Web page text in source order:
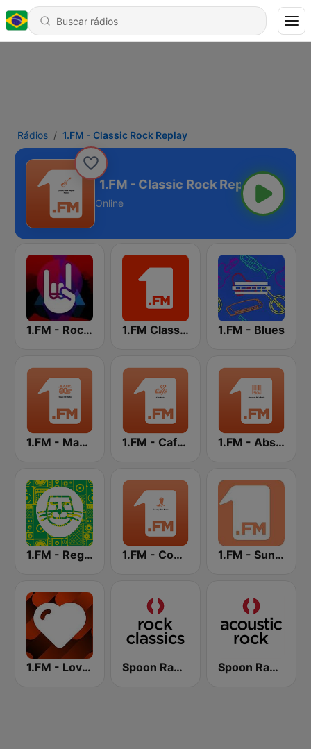
Rádios 1.FM - Classic Rock Replay
Replay
Online
1.FM - Rock Classics 1.FM Classic Rock 1.FM - Blues
1.FM - Magic 80 1.FM - Cafe Radio 1.FM - Absolute 90s
1.FM - Reggae 1.FM - Country Range 1.FM - Sunshine
1.FM - Love Classics Spoon Radio Classic Rock Spoon Radio Acoustic Rock